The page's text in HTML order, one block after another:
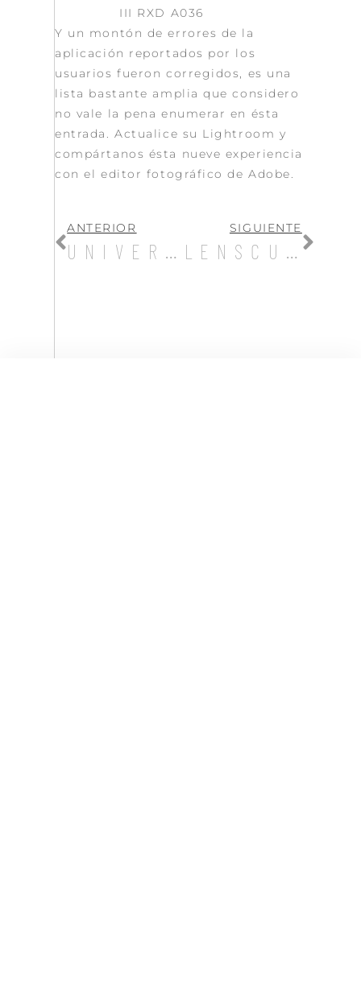
III RXD A036
Y un montón de errores de la
aplicación reportados por los
usuarios fueron corregidos, es una
lista bastante amplia que considero
no vale la pena enumerar en ésta
entrada. Actualice su Lightroom y
compártanos ésta nueve experiencia
con el editor fotográfico de Adobe.
ANTERIOR
UNIVERSO MACRO
SIGUIENTE
LENSCULTURE ANUNCIÓ A LOS GANADORAS DEL CONCURSO STREET PHOTOGRAPHY AWARDS 2018.